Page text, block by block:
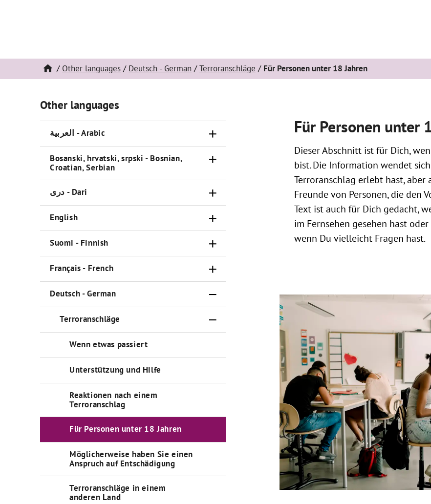
Other languages Deutsch - German Terroranschläge Für Personen unter 18 Jahren
Other languages
العربية - Arabic
Bosanski, hrvatski, srpski - Bosnian,
Croatian, Serbian
دری - Dari
English
Suomi - Finnish
Français - French
Deutsch - German
Terroranschläge
Wenn etwas passiert
Unterstützung und Hilfe
Reaktionen nach einem
Terroranschlag
Für Personen unter 18 Jahren
Möglicherweise haben Sie einen
Anspruch auf Entschädigung
Terroranschläge in einem
anderen Land
Für Personen unter
Dieser Abschnitt ist für Dich,
bist. Die Information wendet
Terroranschlag erlebt hast, aber
Freunde von Personen, die den
Text ist auch für Dich gedacht,
im Fernsehen gesehen hast
wenn Du vielleicht Fragen hast.